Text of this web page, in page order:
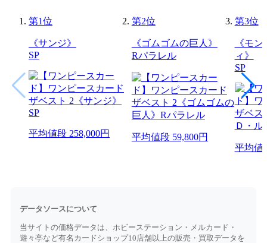
第1位
《サンジ》
SP
平均値段 258,000円
第2位
《ゴムゴムの巨人》
Rパラレル
平均値段59,800円
第3位
《モ
ィ》
SP
平均値
データソースについて
当サイトの価格データは、ホビーステーション・メルカード・
遊々亭など有名カードショップ10店舗以上の販売・買取データを